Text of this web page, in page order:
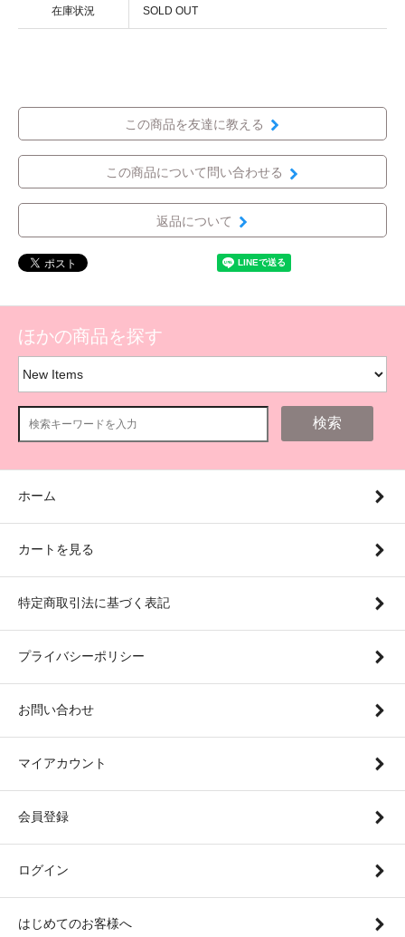
在庫状況 SOLD OUT
この商品を友達に教える
この商品について問い合わせる
返品について
ほかの商品を探す
検索
ホーム
カートを見る
特定商取引法に基づく表記
プライバシーポリシー
お問い合わせ
マイアカウント
会員登録
ログイン
はじめてのお客様へ